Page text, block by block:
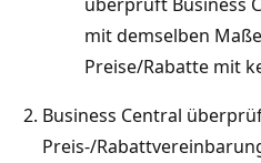
mit demselben
Preise/Rabatte mit
Business Central
Preis-/